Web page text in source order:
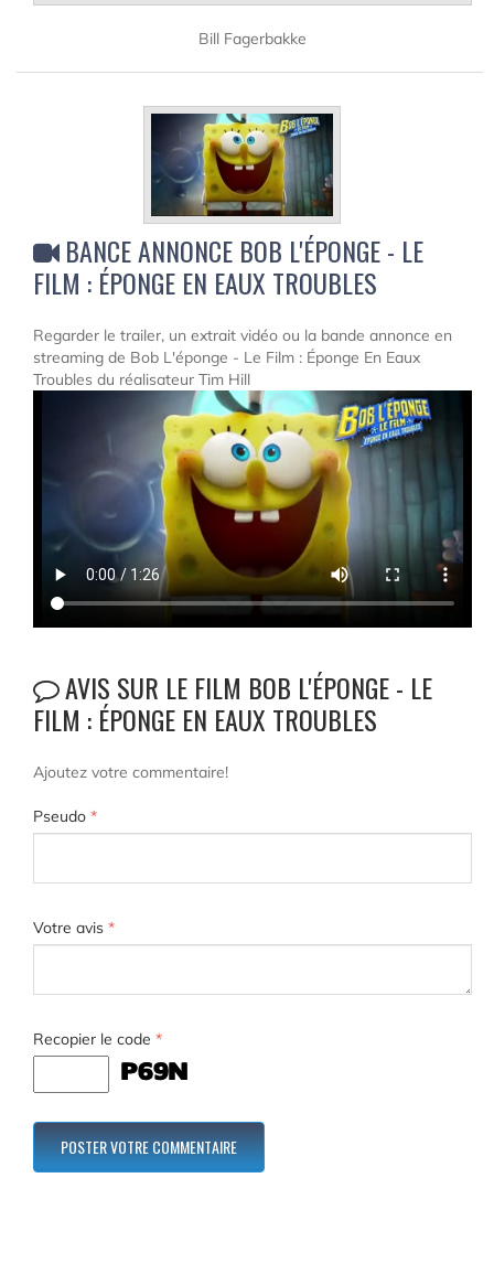
Bill Fagerbakke
BANCE ANNONCE BOB L'ÉPONGE - LE
FILM : ÉPONGE EN EAUX TROUBLES
Regarder le trailer, un extrait vidéo ou la bande annonce en
streaming de Bob L'éponge - Le Film : Éponge En Eaux
Troubles du réalisateur Tim Hill
AVIS SUR LE FILM BOB L'ÉPONGE - LE
FILM : ÉPONGE EN EAUX TROUBLES
Ajoutez votre commentaire!
Pseudo *
Votre avis *
Recopier le code *